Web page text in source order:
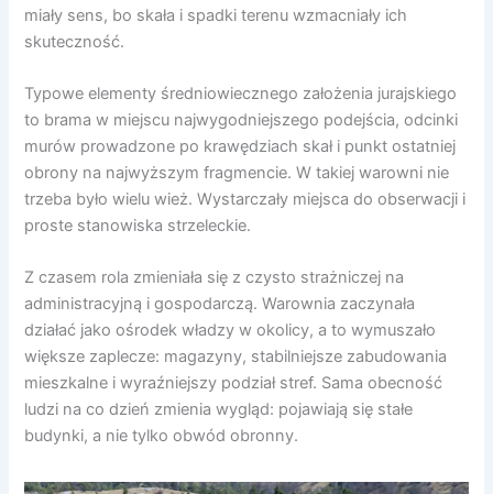
miały sens, bo skała i spadki terenu wzmacniały ich
skuteczność.
Typowe elementy średniowiecznego założenia jurajskiego
to brama w miejscu najwygodniejszego podejścia, odcinki
murów prowadzone po krawędziach skał i punkt ostatniej
obrony na najwyższym fragmencie. W takiej warowni nie
trzeba było wielu wież. Wystarczały miejsca do obserwacji i
proste stanowiska strzeleckie.
Z czasem rola zmieniała się z czysto strażniczej na
administracyjną i gospodarczą. Warownia zaczynała
działać jako ośrodek władzy w okolicy, a to wymuszało
większe zaplecze: magazyny, stabilniejsze zabudowania
mieszkalne i wyraźniejszy podział stref. Sama obecność
ludzi na co dzień zmienia wygląd: pojawiają się stałe
budynki, a nie tylko obwód obronny.